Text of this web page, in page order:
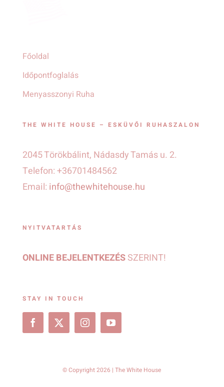
Főoldal
Időpontfoglalás
Menyasszonyi Ruha
THE WHITE HOUSE – ESKÜVŐI RUHASZALON
2045 Törökbálint, Nádasdy Tamás u. 2.
Telefon: +36701484562
Email: info@thewhitehouse.hu
NYITVATARTÁS
ONLINE BEJELENTKEZÉSSZERINT!
STAY IN TOUCH
© Copyright 2026 | The White House